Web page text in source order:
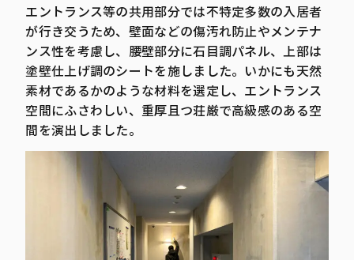
エントランス等の共用部分では不特定多数の入居者
が行き交うため、壁面などの傷汚れ防止やメンテナ
ンス性を考慮し、腰壁部分に石目調パネル、上部は
塗壁仕上げ調のシートを施しました。いかにも天然
素材であるかのような材料を選定し、エントランス
空間にふさわしい、重厚且つ荘厳で高級感のある空
間を演出しました。